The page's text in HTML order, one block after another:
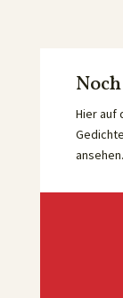
Hier auf
ansehen.